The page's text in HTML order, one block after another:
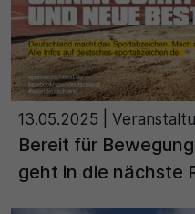
13.05.2025 |
Bereit für
geht in die nächste